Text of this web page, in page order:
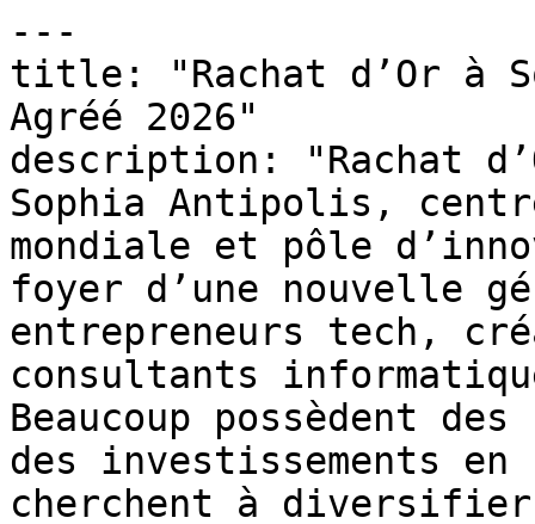
---
title: "Rachat d’Or à
Agréé 2026"
description: "Rachat
Sophia Antipolis,
mondiale et pôle
foyer d’une nouvelle
entrepreneurs tech,
consultants
Beaucoup possèdent
des investissements
cherchent à